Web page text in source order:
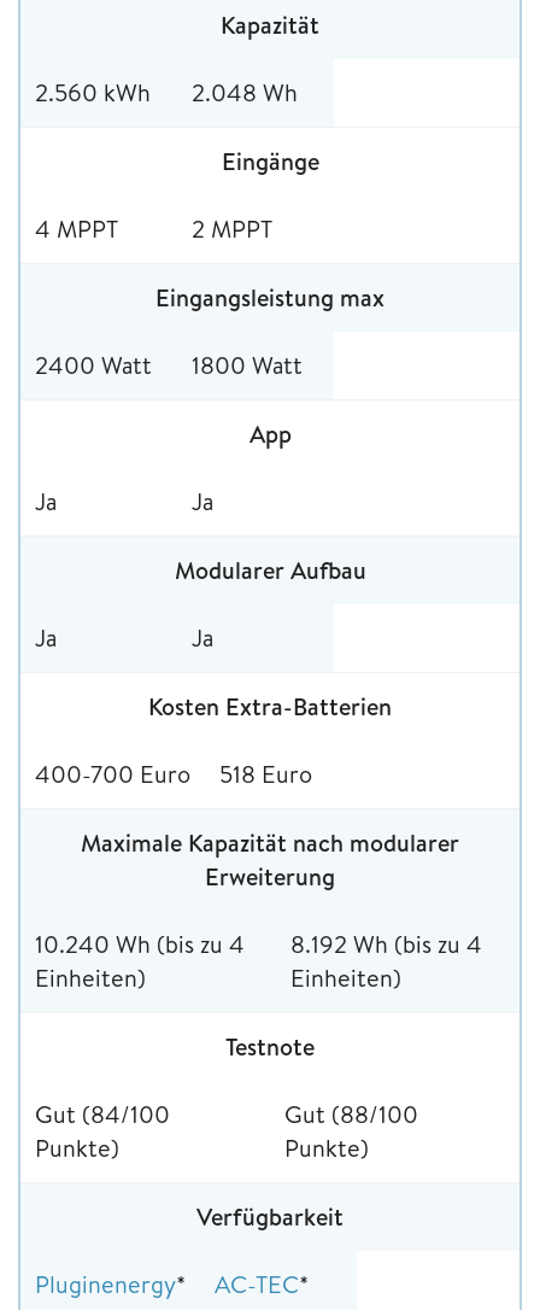
Kapazität
2.560 kWh 2.048 Wh
Eingänge
4 MPPT 2 MPPT
Eingangsleistung max
2400 Watt 1800 Watt
App
Ja Ja
Modularer Aufbau
Ja Ja
Kosten Extra-Batterien
400-700 Euro 518 Euro
Maximale Kapazität nach modularer
Erweiterung
10.240 Wh (bis zu 4
Einheiten)
8.192 Wh (bis zu 4
Einheiten)
Testnote
Gut (84/100
Punkte)
Gut (88/100
Punkte)
Verfügbarkeit
Pluginenergy* AC-TEC*